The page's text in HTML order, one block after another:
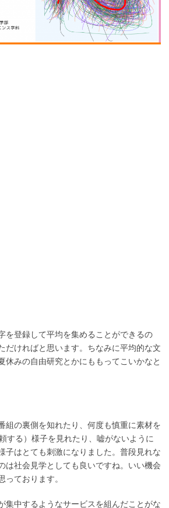
を登録して平均を集めることができるの
だければと思います。ちなみに平均的な文
休みの自由研究とかにももってこいかなと
組の裏側を知れたり、何度も慎重に素材を
する）様子を見れたり、嘘がないように
子はとても刺激になりました。普段見れな
は社会見学としても良いですね。いい機会
っております。
集中するようなサービスを組んだことがな